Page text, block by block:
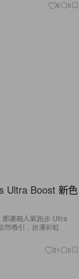
6 0
Ultra Boost 新色
邊箱人氣跑步 Ultra
然吸引，拼湊彩虹
21 0